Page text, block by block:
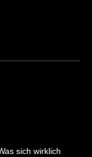
sich wirklich